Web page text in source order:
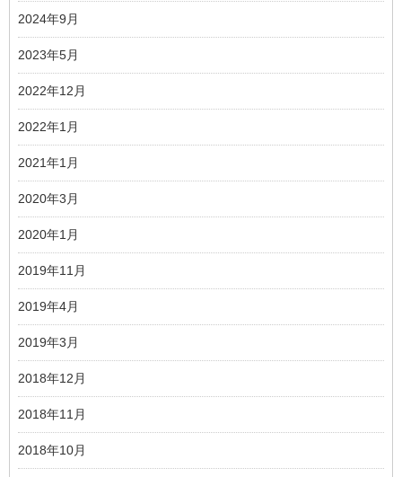
2024年9月
2023年5月
2022年12月
2022年1月
2021年1月
2020年3月
2020年1月
2019年11月
2019年4月
2019年3月
2018年12月
2018年11月
2018年10月